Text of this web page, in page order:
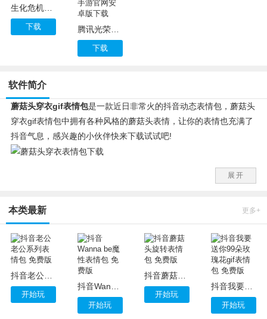
生化危机MAX变态版下载|生化危机MAXBT修改版下载
下载 腾讯光荣使命使命行动手游下载|腾讯光荣使命使命行动手游官网安卓版下载
下载
软件简介
蘑菇头穿衣gif表情包是一款近日非常火的抖音动态表情包，蘑菇头
穿衣gif表情包中拥有各种风格的蘑菇头表情，让你的表情也充满了
抖音气息，感兴趣的小伙伴快来下载试试吧!
1.下载完成后点击压缩包内的.eif文件即可将表情包导入qq。
蘑菇头穿衣gif表情包介绍：
今年的网络流行词喜欢总结人，这不，刚给中年人贴过“油腻”，又
给青年人贴上了“佛系”的标签。有网友表示，“佛系青年”就是自己生
活的写照。也有网友认为，凡事抱着“佛系心态”，未免有些消极。
同一个“佛系”不同的理解，“佛系青年”到底是消极还是调侃?
展开
本类最新 更多+
抖音老公老公系列表情包 免费版
开始玩
开始玩
抖音蘑菇头旋转表情包 免费版
开始玩
抖音我要送你99朵玫瑰花gif表情包 免费版
开始玩